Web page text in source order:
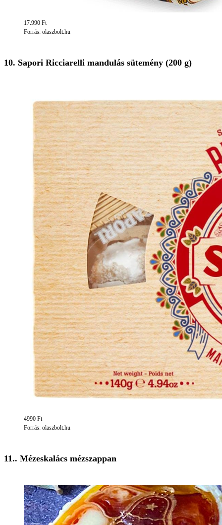
17.990 Ft
Forrás: olaszbolt.hu
10. Sapori Ricciarelli mandulás sütemény (200 g)
4990 Ft
Forrás: olaszbolt.hu
11.. Mézeskalács mézszappan